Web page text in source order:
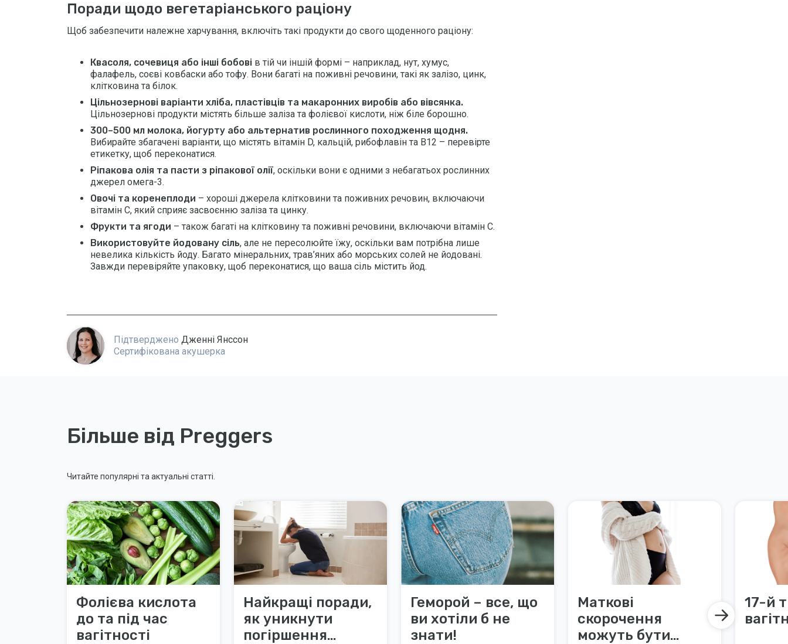
Поради щодо вегетаріанського раціону
Щоб забезпечити належне харчування, включіть такі продукти до свого щоденного раціону:
Квасоля, сочевиця або інші бобові в тій чи іншій формі – наприклад, нут, хумус,
фалафель, соєві ковбаски або тофу. Вони багаті на поживні речовини, такі як залізо, цинк,
клітковина та білок.
Цільнозернові варіанти хліба, пластівців та макаронних виробів або вівсянка.
Цільнозернові продукти містять більше заліза та фолієвої кислоти, ніж біле борошно.
300–500 мл молока, йогурту або альтернатив рослинного походження щодня.
Вибирайте збагачені варіанти, що містять вітамін D, кальцій, рибофлавін та B12 – перевірте
етикетку, щоб переконатися.
Ріпакова олія та пасти з ріпакової олії, оскільки вони є одними з небагатьох рослинних
джерел омега-3.
Овочі та коренеплоди – хороші джерела клітковини та поживних речовин, включаючи
вітамін С, який сприяє засвоєнню заліза та цинку.
Фрукти та ягоди – також багаті на клітковину та поживні речовини, включаючи вітамін С.
Використовуйте йодовану сіль, але не пересолюйте їжу, оскільки вам потрібна лише
невелика кількість йоду. Багато мінеральних, трав’яних або морських солей не йодовані.
Завжди перевіряйте упаковку, щоб переконатися, що ваша сіль містить йод.
Підтверджено Дженні Янссон
Сертифікована акушерка
Більше від Preggers
Читайте популярні та актуальні статті.
Фолієва кислота
до та під час
вагітності
Найкращі поради,
як уникнути
погіршення
Геморой – все, що
ви хотіли б не
знати!
Маткові
скорочення
можуть бути
17-й